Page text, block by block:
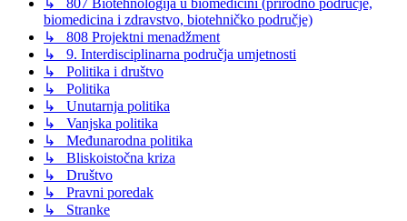
biomedicina i zdravstvo, biotehničko područje)
↳ 808 Projektni menadžment
↳ 9. Interdisciplinarna područja umjetnosti
↳ Politika i društvo
↳ Politika
↳ Unutarnja politika
↳ Vanjska politika
↳ Međunarodna politika
↳ Bliskoistočna kriza
↳ Društvo
↳ Pravni poredak
↳ Stranke